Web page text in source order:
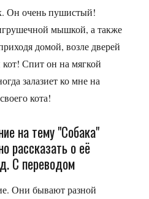
Он очень пушистый!
мышкой, а также
домой, возле дверей
Спит он на мягкой
залазиет ко мне на
кота!
на тему "Собака"
рассказать о её
С переводом
Они бывают разной